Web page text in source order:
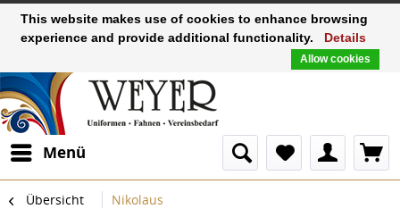
Menü
Übersicht Nikolaus
This website makes use of cookies to enhance browsing
experience and provide additional functionality.
Details
Allow cookies